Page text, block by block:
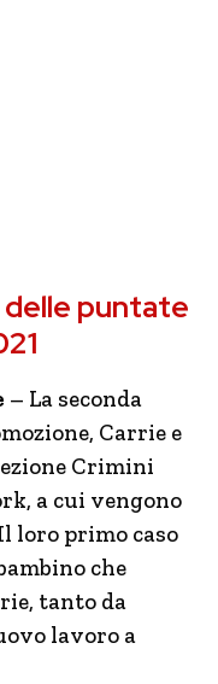
puntate
– La seconda
Carrie e
Crimini
a cui vengono
loro primo caso
che
tanto da
lavoro a